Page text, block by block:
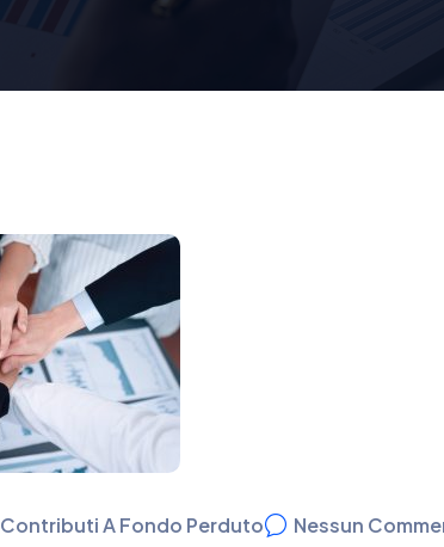
Contributi A Fondo Perduto Nessun